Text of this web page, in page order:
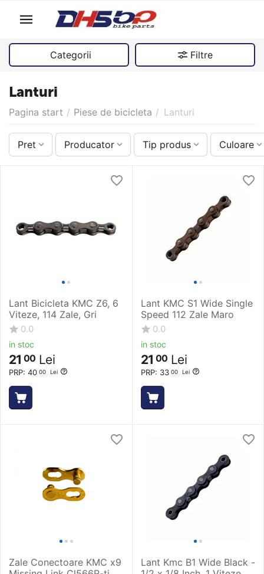
Categorii Filtre
Lanturi
Pagina start / Piese de bicicleta / Lanturi
Pret Producator Tip produs Culoare
Lant Bicicleta KMC Z6, 6
Viteze, 114 Zale, Gri
0.0
in stoc
PRP: 40 00 Lei
21 00 Lei
Lant KMC S1 Wide Single
Speed 112 Zale Maro
0.0
in stoc
PRP: 33 00 Lei
21 00 Lei
Zale Conectoare KMC x9
Lant Kmc B1 Wide Black -